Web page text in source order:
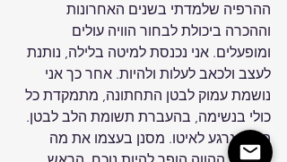
ההרפיה שלמדתי בשנים האחרונות
וההכרה ביכולת לבחור הוויה עולים
ומופעלים. אני נכנסת למיטה בלילה, נותנת
לעצב ולכאב לעלות ולהיות. אחר כך אני
נושמת עמוק לבטן התחתונה, מתמקדת כל
כולי בנשימה, בהעברת תשומת הלב לבטן.
המוח נרגע לאיטו. מסנן בעצמו את מה